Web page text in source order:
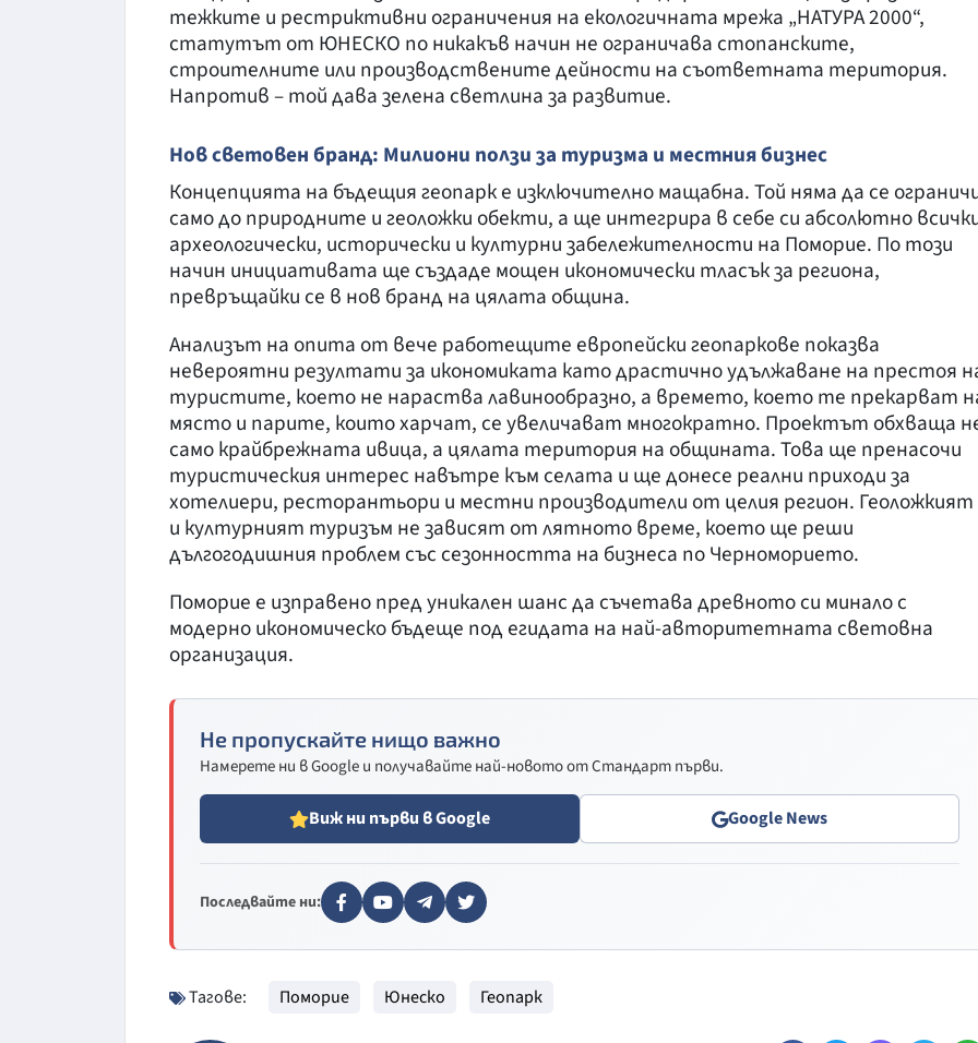
тежките и рестриктивни ограничения на екологичната мрежа „НАТУРА 2000“,
статутът от ЮНЕСКО по никакъв начин не ограничава стопанските,
строителните или производствените дейности на съответната територия.
Напротив – той дава зелена светлина за развитие.
Нов световен бранд: Милиони ползи за туризма и местния бизнес
Концепцията на бъдещия геопарк е изключително мащабна. Той няма да се
само до природните и геоложки обекти, а ще интегрира в себе си абсолютно
археологически, исторически и културни забележителности на Поморие. По този
начин инициативата ще създаде мощен икономически тласък за региона,
превръщайки се в нов бранд на цялата община.
Анализът на опита от вече работещите европейски геопаркове показва
невероятни резултати за икономиката като драстично удължаване на престоя
туристите, което не нараства лавинообразно, а времето, което те прекарват
място и парите, които харчат, се увеличават многократно. Проектът обхваща
само крайбрежната ивица, а цялата територия на общината. Това ще пренасочи
туристическия интерес навътре към селата и ще донесе реални приходи за
хотелиери, ресторантьори и местни производители от целия регион. Геоложкият
и културният туризъм не зависят от лятното време, което ще реши
дългогодишния проблем със сезонността на бизнеса по Черноморието.
Поморие е изправено пред уникален шанс да съчетава древното си минало с
модерно икономическо бъдеще под егидата на най-авторитетната световна
организация.
Не пропускайте нищо важно
Намерете ни в Google и получавайте най-новото от Стандарт първи.
Виж ни първи в Google Google News
Последвайте ни:
Тагове: Поморие Юнеско Геопарк